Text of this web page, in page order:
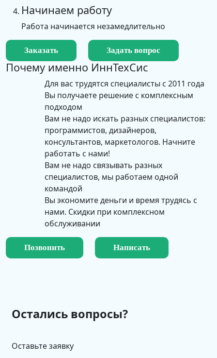
Начинаем работу
Работа начинается незамедлительно
Заказать Задать вопрос
Почему именно ИннТехСис
Для вас трудятся специалисты с 2011 года
Вы получаете решение с комплексным
подходом
Вам не надо искать разных специалистов:
программистов, дизайнеров,
консультантов, маркетологов. Начните
работать с нами!
Вам не надо связывать разных
специалистов, мы работаем одной
командой
Вы экономите деньги и время трудясь с
нами. Скидки при комплексном
обслуживании
Позвонить Написать
Остались вопросы?
Оставьте заявку